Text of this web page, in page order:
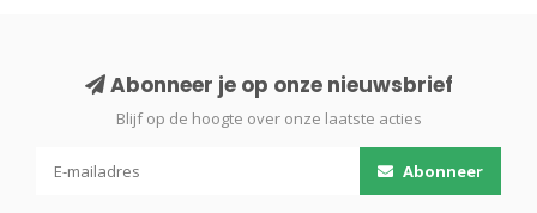
Abonneer je op onze nieuwsbrief
Blijf op de hoogte over onze laatste acties
Abonneer